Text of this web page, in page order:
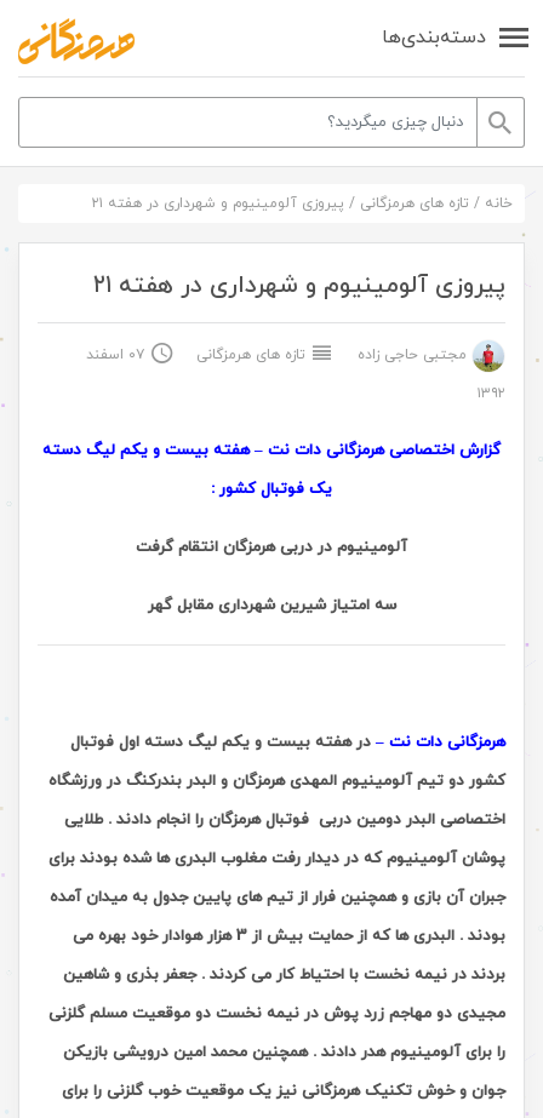
دسته‌بندی‌ها
خانه / تازه های هرمزگانی / پیروزی آلومینیوم و شهرداری در هفته ۲۱
پیروزی آلومینیوم و شهرداری در هفته ۲۱
مجتبی حاجی زاده تازه های هرمزگانی
۰۷ اسفند
۱۳۹۲
گزارش اختصاصی هرمزگانی دات نت – هفته بیست و یکم لیگ دسته
یک فوتبال کشور :
آلومینیوم در دربی هرمزگان انتقام گرفت
سه امتیاز شیرین شهرداری مقابل گهر
هرمزگانی دات نت – در هفته بیست و یکم لیگ دسته اول فوتبال
کشور دو تیم آلومینیوم المهدی هرمزگان و البدر بندرکنگ در ورزشگاه
اختصاصی البدر دومین دربی فوتبال هرمزگان را انجام دادند . طلایی
پوشان آلومینیوم که در دیدار رفت مغلوب البدری ها شده بودند برای
جبران آن بازی و همچنین فرار از تیم های پایین جدول به میدان آمده
بودند . البدری ها که از حمایت بیش از 3 هزار هوادار خود بهره می
بردند در نیمه نخست با احتیاط کار می کردند . جعفر بذری و شاهین
مجیدی دو مهاجم زرد پوش در نیمه نخست دو موقعیت مسلم گلزنی
را برای آلومینیوم هدر دادند . همچنین محمد امین درویشی بازیکن
جوان و خوش تکنیک هرمزگانی نیز یک موقعیت خوب گلزنی را برای